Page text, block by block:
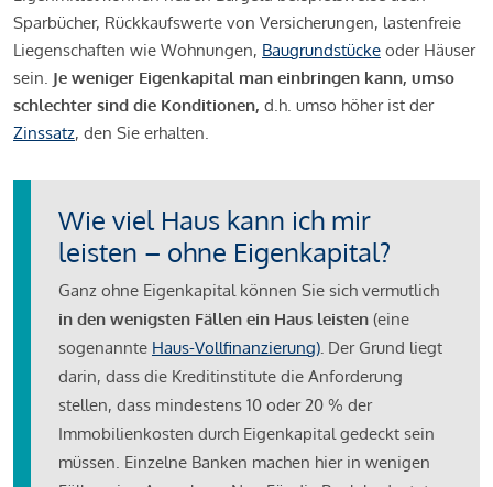
Sparbücher, Rückkaufswerte von Versicherungen, lastenfreie
Liegenschaften wie Wohnungen, Baugrundstücke oder Häuser
sein. Je weniger Eigenkapital man einbringen kann, umso
schlechter sind die Konditionen, d.h. umso höher ist der
Zinssatz, den Sie erhalten.
Wie viel Haus kann ich mir
leisten – ohne Eigenkapital?
Ganz ohne Eigenkapital können Sie sich vermutlich
in den wenigsten Fällen ein Haus leisten (eine
sogenannte Haus-Vollfinanzierung). Der Grund liegt
darin, dass die Kreditinstitute die Anforderung
stellen, dass mindestens 10 oder 20 % der
Immobilienkosten durch Eigenkapital gedeckt sein
müssen. Einzelne Banken machen hier in wenigen